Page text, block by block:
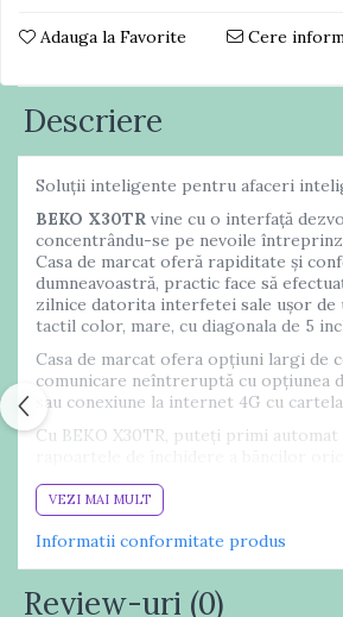
Adauga la Favorite Cere
Descriere
Soluții inteligente pentru afaceri
BEKO X30TR vine cu o interfață
concentrându-se pe nevoile
Casa de marcat oferă rapiditate și
dumneavoastră, practic face să
zilnice datorita interfetei sale ușor de
tactil color, mare, cu diagonala de 5
Casa de marcat ofera opțiuni largi de
comunicare neîntreruptă cu opțiunea
sau conexiune la internet 4G cu
Cu BEKO X30TR, puteți primi
puteți alege ora dorită și puteți face ca
raporteze automat oricând doriți.
VEZI MAI MULT
Informatii conformitate produs
Review-uri (0)